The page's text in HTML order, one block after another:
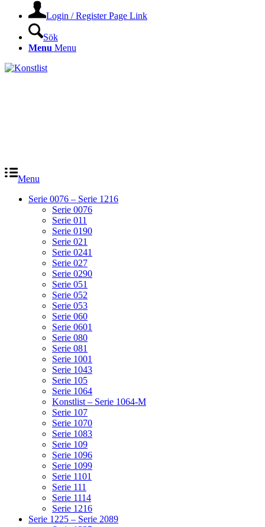
Login / Register Page Link
Sök
Menu Menu
Menu
Serie 0076 – Serie 1216
Serie 0076
Serie 011
Serie 0190
Serie 021
Serie 0241
Serie 027
Serie 0290
Serie 051
Serie 052
Serie 053
Serie 060
Serie 0601
Serie 080
Serie 081
Serie 1001
Serie 1043
Serie 105
Serie 1064
Konstlist – Serie 1064-M
Serie 107
Serie 1070
Serie 1083
Serie 109
Serie 1096
Serie 1099
Serie 1101
Serie 111
Serie 1114
Serie 1216
Serie 1225 – Serie 2089